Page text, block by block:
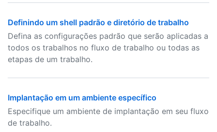
Definindo um shell padrão e diretório de trabalho
Defina as configurações padrão que serão aplicadas a
todos os trabalhos no fluxo de trabalho ou todas as
etapas de um trabalho.
Implantação em um ambiente específico
Especifique um ambiente de implantação em seu fluxo
de trabalho.